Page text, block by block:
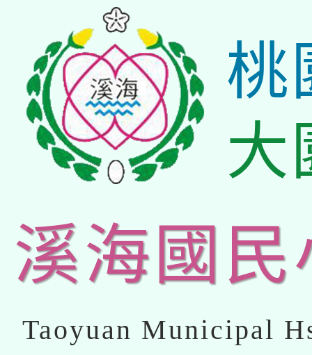
桃
大
溪海國民
Taoyuan Municipal